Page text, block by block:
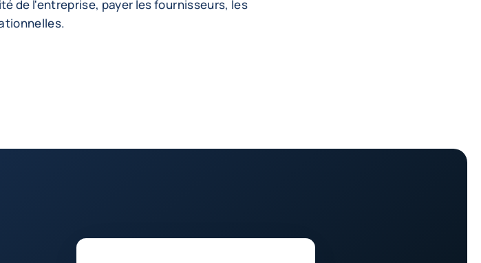
de l'entreprise, payer les fournisseurs, les